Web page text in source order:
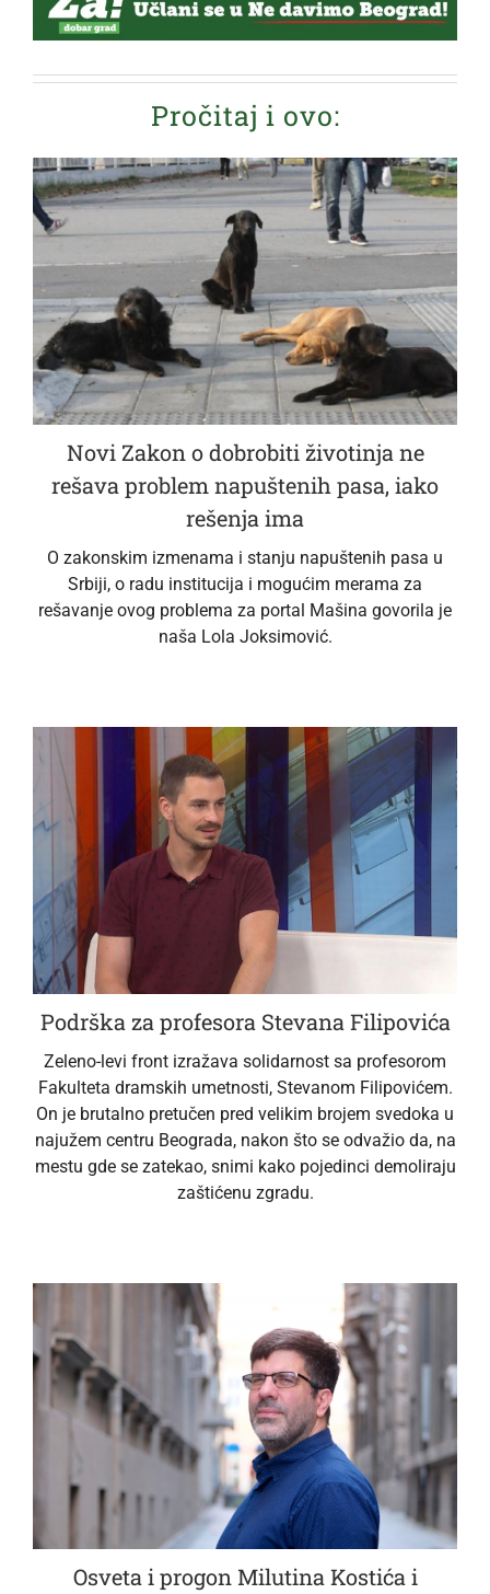
Pročitaj i ovo:
Novi Zakon o dobrobiti životinja ne
rešava problem napuštenih pasa, iako
rešenja ima
O zakonskim izmenama i stanju napuštenih pasa u
Srbiji, o radu institucija i mogućim merama za
rešavanje ovog problema za portal Mašina govorila je
naša Lola Joksimović.
Podrška za profesora Stevana Filipovića
Zeleno-levi front izražava solidarnost sa profesorom
Fakulteta dramskih umetnosti, Stevanom Filipovićem.
On je brutalno pretučen pred velikim brojem svedoka u
najužem centru Beograda, nakon što se odvažio da, na
mestu gde se zatekao, snimi kako pojedinci demoliraju
zaštićenu zgradu.
Osveta i progon Milutina Kostića i